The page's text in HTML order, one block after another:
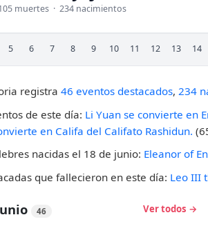
muertes · 234 nacimientos
5 6 7 8 9 10 11 12 13 14
registra 46 eventos destacados, 234
de este día: Li Yuan se convierte en
en Califa del Califato Rashidun.
nacidas el 18 de junio: Eleanor of
que fallecieron en este día: Leo III
46 Ver todos →